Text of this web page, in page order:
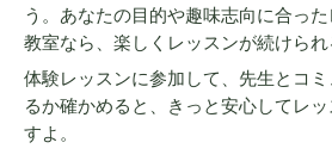
う。あなたの目的や趣味志向に合っ
教室なら、楽しくレッスンが続けられ
体験レッスンに参加して、先生とコ
るか確かめると、きっと安心してレ
すよ。